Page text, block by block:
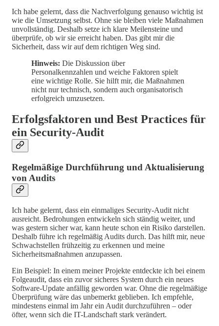
Ich habe gelernt, dass die Nachverfolgung genauso wichtig ist
wie die Umsetzung selbst. Ohne sie bleiben viele Maßnahmen
unvollständig. Deshalb setze ich klare Meilensteine und
überprüfe, ob wir sie erreicht haben. Das gibt mir die
Sicherheit, dass wir auf dem richtigen Weg sind.
Hinweis: Die Diskussion über
Personalkennzahlen und weiche Faktoren spielt
eine wichtige Rolle. Sie hilft mir, die Maßnahmen
nicht nur technisch, sondern auch organisatorisch
erfolgreich umzusetzen.
Erfolgsfaktoren und Best Practices für
ein Security-Audit
Regelmäßige Durchführung und Aktualisierung
von Audits
Ich habe gelernt, dass ein einmaliges Security-Audit nicht
ausreicht. Bedrohungen entwickeln sich ständig weiter, und
was gestern sicher war, kann heute schon ein Risiko darstellen.
Deshalb führe ich regelmäßig Audits durch. Das hilft mir, neue
Schwachstellen frühzeitig zu erkennen und meine
Sicherheitsmaßnahmen anzupassen.
Ein Beispiel: In einem meiner Projekte entdeckte ich bei einem
Folgeaudit, dass ein zuvor sicheres System durch ein neues
Software-Update anfällig geworden war. Ohne die regelmäßige
Überprüfung wäre das unbemerkt geblieben. Ich empfehle,
mindestens einmal im Jahr ein Audit durchzuführen – oder
öfter, wenn sich die IT-Landschaft stark verändert.